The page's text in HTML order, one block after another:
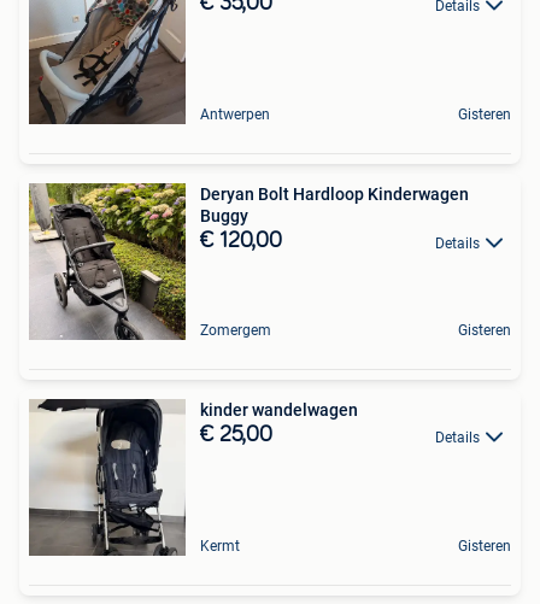
Details
Antwerpen Gisteren
Deryan Bolt Hardloop Kinderwagen
Buggy
€ 120,00 Details
Zomergem Gisteren
kinder wandelwagen
€ 25,00 Details
Kermt Gisteren